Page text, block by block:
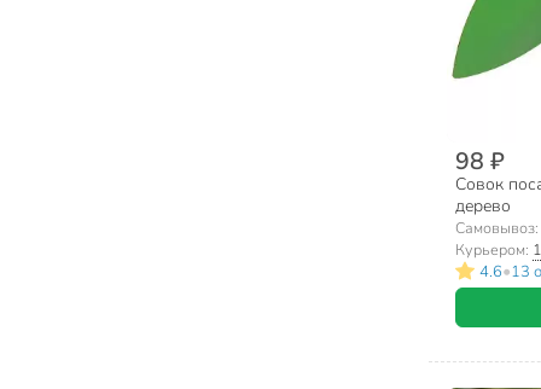
98 ₽
Совок
дерево
Самовывоз:
Курьером:
4.6•13